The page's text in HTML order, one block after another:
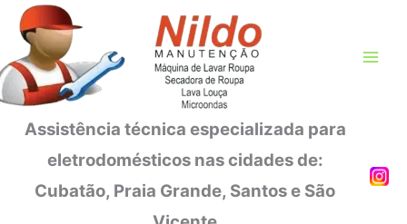
para
conteúdo
Assistência técnica especializada para
eletrodomésticos nas cidades de:
Cubatão, Praia Grande, Santos e São